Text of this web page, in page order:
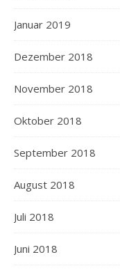
Januar 2019
Dezember 2018
November 2018
Oktober 2018
September 2018
August 2018
Juli 2018
Juni 2018